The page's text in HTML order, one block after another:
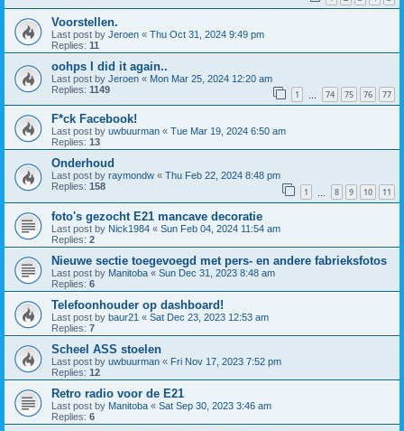
Voorstellen.
Last post by Jeroen « Thu Oct 31, 2024 9:49 pm
Replies: 11
oohps I did it again..
Last post by Jeroen « Mon Mar 25, 2024 12:20 am
Replies: 1149 1 74 75 76 77
F*ck Facebook!
Last post by uwbuurman « Tue Mar 19, 2024 6:50 am
Replies: 13
Onderhoud
Last post by raymondw « Thu Feb 22, 2024 8:48 pm
Replies: 158 1 8 9 10 11
foto's gezocht E21 mancave decoratie
Last post by Nick1984 « Sun Feb 04, 2024 11:54 am
Replies: 2
Nieuwe sectie toegevoegd met pers- en andere fabrieksfotos
Last post by Manitoba « Sun Dec 31, 2023 8:48 am
Replies: 6
Telefoonhouder op dashboard!
Last post by baur21 « Sat Dec 23, 2023 12:53 am
Replies: 7
Scheel ASS stoelen
Last post by uwbuurman « Fri Nov 17, 2023 7:52 pm
Replies: 12
Retro radio voor de E21
Last post by Manitoba « Sat Sep 30, 2023 3:46 am
Replies: 6